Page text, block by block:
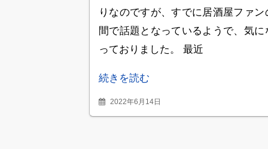
りなのですが、すでに居酒屋ファン
間で話題となっているようで、気に
っておりました。 最近
続きを読む
2022年6月14日